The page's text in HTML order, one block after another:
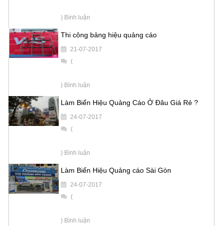
) Bình luận
Thi công bảng hiệu quảng cáo
21-07-2017
(
) Bình luận
Làm Biển Hiệu Quảng Cáo Ở Đâu Giá Rẻ ?
24-07-2017
(
) Bình luận
Làm Biển Hiệu Quảng cáo Sài Gòn
24-07-2017
(
) Bình luận